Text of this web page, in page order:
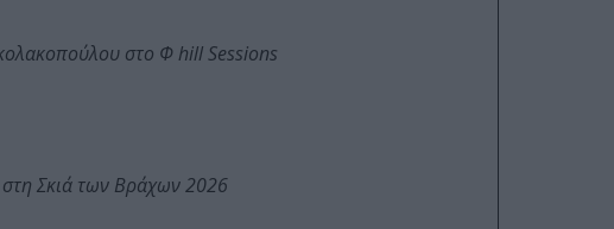
στο Φ hill Sessions
Σκιά των Βράχων 2026